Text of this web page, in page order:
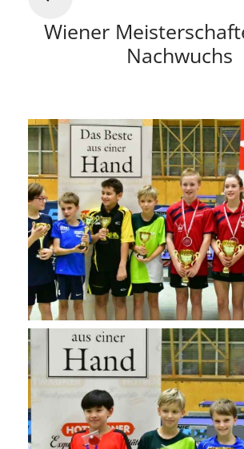
Wiener
Nachwuchs